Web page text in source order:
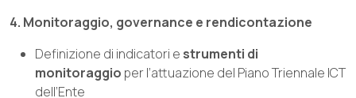
4. Monitoraggio, governance e rendicontazione
Definizione di indicatori e strumenti di
monitoraggio per l’attuazione del Piano Triennale ICT
dell’Ente